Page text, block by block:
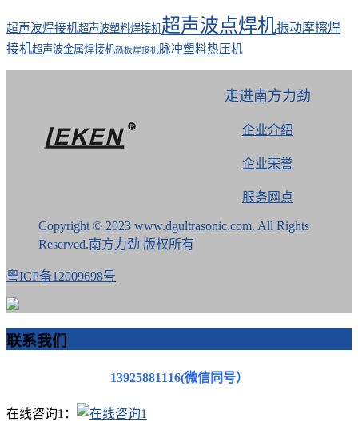
超声波焊接机超声波塑料焊接机超声波点焊机振动摩擦焊
接机超声波金属焊接机热板焊接机脉冲塑料热压机
走进南方力劲
企业介绍
企业荣誉
服务网点
Copyright © 2023 www.dgultrasonic.com. All Rights
Reserved.南方力劲 版权所有
粤ICP备12009698号
联系我们
13925881116(微信同号）
在线咨询1：